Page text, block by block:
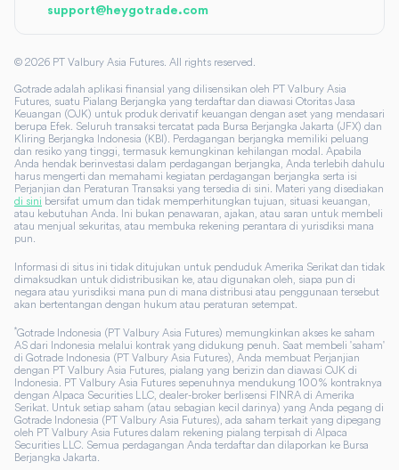
support@heygotrade.com
© 2026 PT Valbury Asia Futures. All rights reserved.
Gotrade adalah aplikasi finansial yang dilisensikan oleh PT Valbury Asia
Futures, suatu Pialang Berjangka yang terdaftar dan diawasi Otoritas Jasa
Keuangan (OJK) untuk produk derivatif keuangan dengan aset yang mendasari
berupa Efek. Seluruh transaksi tercatat pada Bursa Berjangka Jakarta (JFX) dan
Kliring Berjangka Indonesia (KBI). Perdagangan berjangka memiliki peluang
dan resiko yang tinggi, termasuk kemungkinan kehilangan modal. Apabila
Anda hendak berinvestasi dalam perdagangan berjangka, Anda terlebih dahulu
harus mengerti dan memahami kegiatan perdagangan berjangka serta isi
Perjanjian dan Peraturan Transaksi yang tersedia di sini. Materi yang disediakan
di sini bersifat umum dan tidak memperhitungkan tujuan, situasi keuangan,
atau kebutuhan Anda. Ini bukan penawaran, ajakan, atau saran untuk membeli
atau menjual sekuritas, atau membuka rekening perantara di yurisdiksi mana
pun.
Informasi di situs ini tidak ditujukan untuk penduduk Amerika Serikat dan tidak
dimaksudkan untuk didistribusikan ke, atau digunakan oleh, siapa pun di
negara atau yurisdiksi mana pun di mana distribusi atau penggunaan tersebut
akan bertentangan dengan hukum atau peraturan setempat.
*Gotrade Indonesia (PT Valbury Asia Futures) memungkinkan akses ke saham
AS dari Indonesia melalui kontrak yang didukung penuh. Saat membeli 'saham'
di Gotrade Indonesia (PT Valbury Asia Futures), Anda membuat Perjanjian
dengan PT Valbury Asia Futures, pialang yang berizin dan diawasi OJK di
Indonesia. PT Valbury Asia Futures sepenuhnya mendukung 100% kontraknya
dengan Alpaca Securities LLC, dealer-broker berlisensi FINRA di Amerika
Serikat. Untuk setiap saham (atau sebagian kecil darinya) yang Anda pegang di
Gotrade Indonesia (PT Valbury Asia Futures), ada saham terkait yang dipegang
oleh PT Valbury Asia Futures dalam rekening pialang terpisah di Alpaca
Securities LLC. Semua perdagangan Anda terdaftar dan dilaporkan ke Bursa
Berjangka Jakarta.